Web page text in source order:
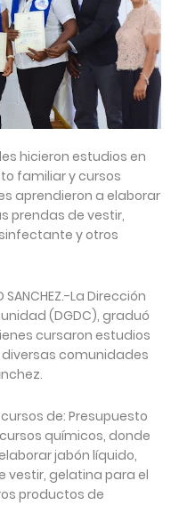
hicieron estudios en
familiar y cursos
aprendieron a elaborar
prendas de vestir,
y otros
SANCHEZ.-La Dirección
(DGDC), graduó
cursaron estudios
comunidades
de: Presupuesto
químicos, donde
jabón líquido,
vestir, gelatina para el
productos de